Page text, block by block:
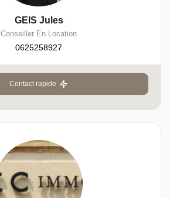
GEIS Jules
Conseiller En Location
0625258927
Contact rapide